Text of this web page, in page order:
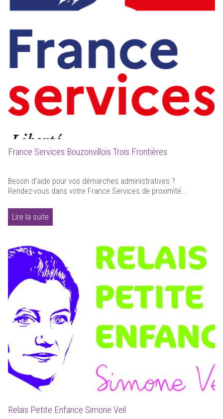
France Services Bouzonvillois Trois Frontières
Besoin d'aide pour vos démarches administratives ?
Rendez-vous dans votre France Services de proximité...
Lire la suite
Relais Petite Enfance Simone Veil